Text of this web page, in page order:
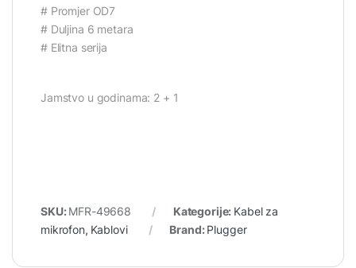
# Promjer OD7
# Duljina 6 metara
# Elitna serija
Jamstvo u godinama: 2 + 1
SKU:MFR-49668 Kategorije: Kabel za
mikrofon, Kablovi Brand:Plugger